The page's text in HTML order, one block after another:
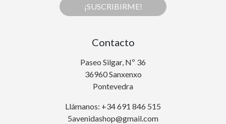
¡SUSCRIBIRME!
Contacto
Paseo Silgar, Nº 36
36960 Sanxenxo
Pontevedra
Llámanos: +34 691 846 515
5avenidashop@gmail.com